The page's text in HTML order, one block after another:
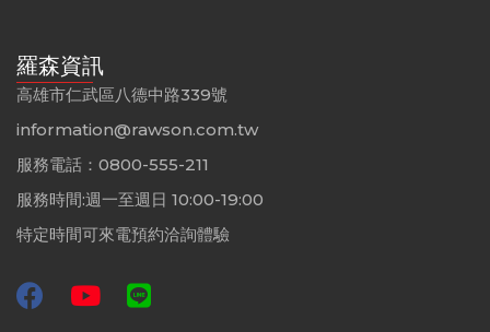
羅森資訊
高雄市仁武區八德中路339號
information@rawson.com.tw
服務電話：0800-555-211
服務時間:週一至週日 10:00-19:00
特定時間可來電預約洽詢體驗